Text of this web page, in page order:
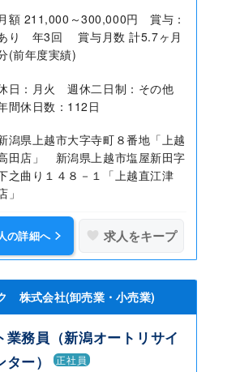
額 211,000～300,000円 賞与：
り 年3回 賞与月数 計5.7ヶ月
(前年度実績)
日：月火 週休二日制：その他
間休日数：112日
潟県上越市大字寺町８番地「上越
田店」 新潟県上越市塩屋新田字
之曲り１４８－１「上越直江津
」
の詳細へ 求人をキープ
株式会社(卸売業・小売業)
業務員（新潟オートリサイ
ー）
正社員